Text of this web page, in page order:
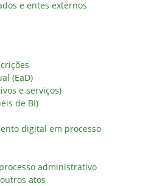
e entes externos
(EaD)
e serviços)
de BI)
digital em processo
administrativo
atos